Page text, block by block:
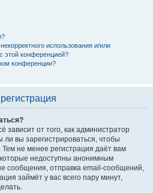
использования и/или
этой конференцией?
конференции?
зависит от того, как администратор
вы зарегистрироваться, чтобы
не менее регистрация даёт вам
недоступны анонимным
сообщения, отправка email-сообщений,
займёт у вас всего пару минут,